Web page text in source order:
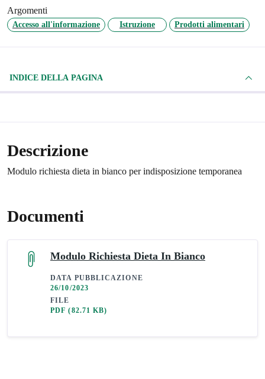
Argomenti
Accesso all'informazione Istruzione Prodotti alimentari
INDICE DELLA PAGINA
Descrizione
Modulo richiesta dieta in bianco per indisposizione temporanea
Documenti
Modulo Richiesta Dieta In Bianco
DATA PUBBLICAZIONE
26/10/2023
FILE
PDF(82.71 KB)